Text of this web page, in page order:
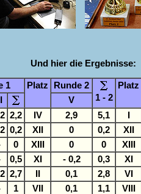
Und hier die Ergebnisse:
1 Platz
Runde 2
1 - 2
Platz
V
2,2 IV 2,9 5,1
0,2 XII 0 0,2 XII
0 XIII 0 0 XIII
0,5 XI - 0,2 0,3 XI
2,7 0,1 2,8 VI
1 VII 0,1 1,1 VIII